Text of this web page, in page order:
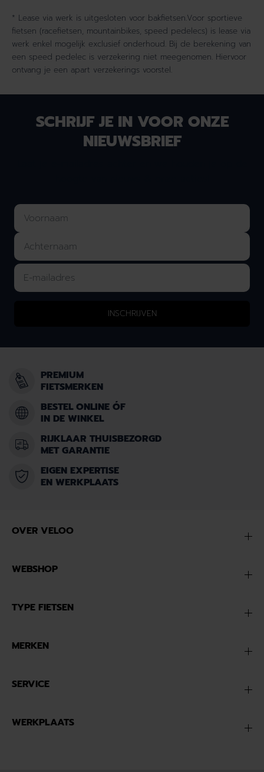
* Lease via werk is uitgesloten voor bakfietsen.Voor sportieve
fietsen (racefietsen, mountainbikes, speed pedelecs) is lease via
werk enkel mogelijk exclusief onderhoud. Bij de berekening van
een speed pedelec is verzekering niet meegenomen. Hiervoor
ontvang je een apart verzekerings voorstel.
SCHRIJF JE IN VOOR ONZE
NIEUWSBRIEF
INSCHRIJVEN
PREMIUM
FIETSMERKEN
BESTEL ONLINE ÓF
IN DE WINKEL
RIJKLAAR THUISBEZORGD
MET GARANTIE
EIGEN EXPERTISE
EN WERKPLAATS
OVER VELOO
WEBSHOP
TYPE FIETSEN
MERKEN
SERVICE
WERKPLAATS